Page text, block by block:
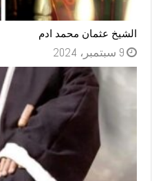
الشيخ عثمان محمد ادم
9 سبتمبر، 2024